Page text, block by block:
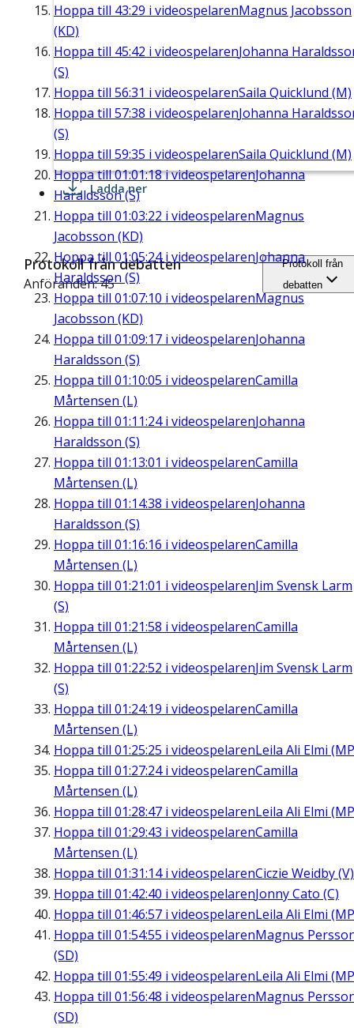
Hoppa till 43:29 i videospelarenMagnus Jacobsson
(KD)
Hoppa till 45:42 i videospelarenJohanna
(S)
Hoppa till 56:31 i videospelarenSaila Quicklund (M)
Hoppa till 57:38 i videospelarenJohanna
(S)
Hoppa till 59:35 i videospelarenSaila Quicklund (M)
Hoppa till01:01:18i videospelarenJohanna
Haraldsson (S)
Hoppa till 01:03:22 i videospelarenMagnus
Jacobsson (KD)
Hoppa till 01:05:24i videospelarenJohanna
Haraldsson (S)
Hoppa till 01:07:10 i videospelarenMagnus
Jacobsson (KD)
Hoppa till 01:09:17 i videospelarenJohanna
Haraldsson (S)
Hoppa till 01:10:05 i videospelarenCamilla
Mårtensen (L)
Hoppa till 01:11:24i videospelarenJohanna
Haraldsson (S)
Hoppa till 01:13:01 i videospelarenCamilla
Mårtensen (L)
Hoppa till 01:14:38 i videospelarenJohanna
Haraldsson (S)
Hoppa till 01:16:16 i videospelarenCamilla
Mårtensen (L)
Hoppa till 01:21:01 i videospelarenJim Svensk Larm
(S)
Hoppa till 01:21:58 i videospelarenCamilla
Mårtensen (L)
Hoppa till 01:22:52 i videospelarenJim Svensk Larm
(S)
Hoppa till 01:24:19 i videospelarenCamilla
Mårtensen (L)
Hoppa till 01:25:25 i videospelarenLeila Ali Elmi
Hoppa till 01:27:24i videospelarenCamilla
Mårtensen (L)
Hoppa till 01:28:47 i videospelarenLeila Ali Elmi
Hoppa till 01:29:43 i videospelarenCamilla
Mårtensen (L)
Hoppa till 01:31:14i videospelarenCiczie Weidby (V)
Hoppa till 01:42:40 i videospelarenJonny Cato (C)
Hoppa till 01:46:57 i videospelarenLeila Ali Elmi
Hoppa till 01:54:55 i videospelarenMagnus
(SD)
Hoppa till 01:55:49 i videospelarenLeila Ali Elmi
Hoppa till 01:56:48 i videospelarenMagnus
(SD)
Ladda ner
Protokoll från debatten
Anföranden: 45
Protokoll från
debatten